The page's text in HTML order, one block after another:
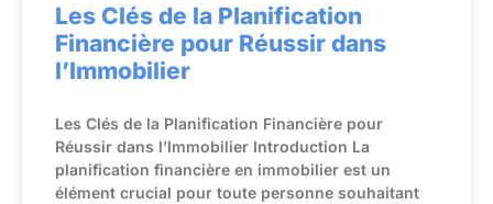
Les Clés de la Planification
Financière pour Réussir dans
l’Immobilier
Les Clés de la Planification Financière pour
Réussir dans l’Immobilier Introduction La
planification financière en immobilier est un
élément crucial pour toute personne souhaitant